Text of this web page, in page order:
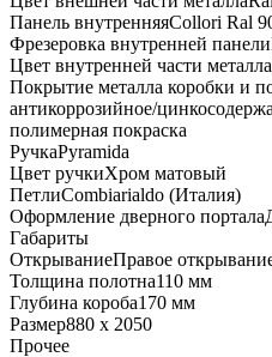
Панель внутренняяCollori Ral
Фрезеровка внутренней панели
Цвет внутренней части металла
Покрытие металла коробки и
антикоррозийное/
полимерная покраска
РучкаPyramida
Цвет ручкиХром матовый
ПетлиCombiarialdo (Италия)
Оформление дверного портала
Габариты
ОткрываниеПравое
Толщина полотна110 мм
Глубина короба170 мм
Размер880 x 2050
Прочее